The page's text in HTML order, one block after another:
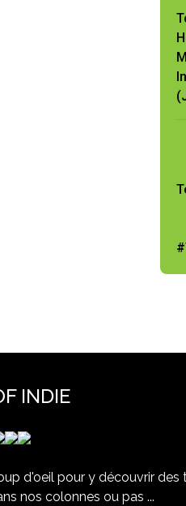
INDIE
d'oeil pour y découvrir des
nos colonnes ou pas ...